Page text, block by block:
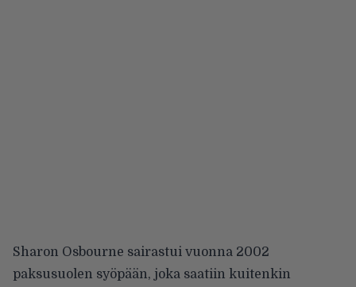
Sharon Osbourne sairastui vuonna 2002
paksusuolen syöpään, joka saatiin kuitenkin